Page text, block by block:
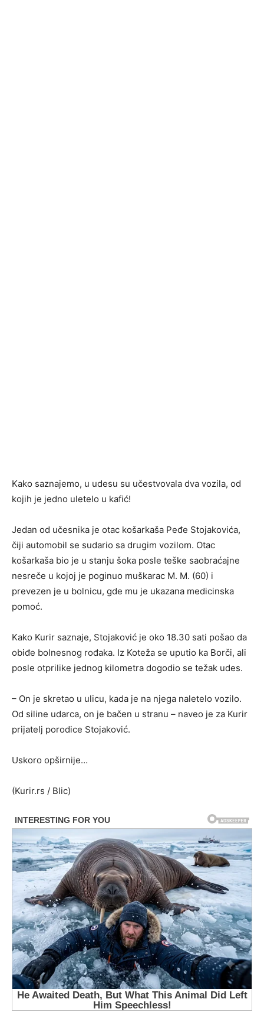
Kako saznajemo, u udesu su učestvovala dva vozila, od
kojih je jedno uletelo u kafić!
Jedan od učesnika je otac košarkaša Peđe Stojakovića,
čiji automobil se sudario sa drugim vozilom. Otac
košarkaša bio je u stanju šoka posle teške saobraćajne
nesreče u kojoj je poginuo muškarac M. M. (60) i
prevezen je u bolnicu, gde mu je ukazana medicinska
pomoć.
Kako Kurir saznaje, Stojaković je oko 18.30 sati pošao da
obiđe bolnesnog rođaka. Iz Koteža se uputio ka Borči, ali
posle otprilike jednog kilometra dogodio se težak udes.
– On je skretao u ulicu, kada je na njega naletelo vozilo.
Od siline udarca, on je bačen u stranu – naveo je za Kurir
prijatelj porodice Stojaković.
Uskoro opširnije…
(Kurir.rs / Blic)